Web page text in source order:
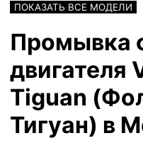
ПОКАЗАТЬ ВСЕ МОДЕЛИ
Промывка
двигателя
Tiguan
Тигуан) в